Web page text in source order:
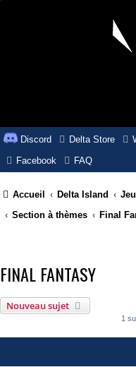
Discord Delta Store
Facebook
FAQ
Accueil Delta Island
Section à thèmes
Final
FINAL FANTASY
Nouveau sujet
1